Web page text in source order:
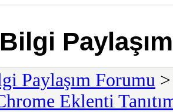
Paylaşım Forumu
Eklenti